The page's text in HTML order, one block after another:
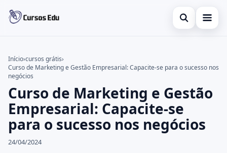
Abrir busca
Inglês
Idiomas
espanhol
Buscar no site
Buscar por:
Pressione Enter para buscar ou ESC para fechar.
Início›cursos grátis›
Curso de Marketing e Gestão Empresarial: Capacite-se para o sucesso nos
negócios
Curso de Marketing e Gestão
Empresarial: Capacite-se
para o sucesso nos negócios
24/04/2024